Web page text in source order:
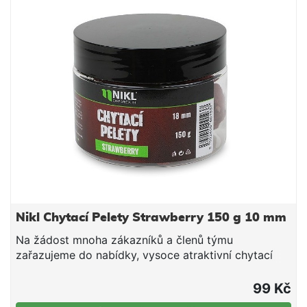
závislosti na povaze směsi, směs pouze opatrně
dovlhčujeme. Po vsáknutí a vzniku vhodné
konzistence plníme do krmítek.
Nikl Chytací Pelety Strawberry 150 g 10 mm
Na žádost mnoha zákazníků a členů týmu
zařazujeme do nabídky, vysoce atraktivní chytací
vyrobeny z prvotřídních boilie mixů a vybraných,
tekutých atraktorů. Díky prodloužené době rozpadu
99 Kč